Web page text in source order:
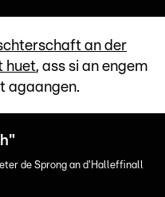
an der
huet, ass si an engem
agaangen.
de Sprong an d'Halleffinall